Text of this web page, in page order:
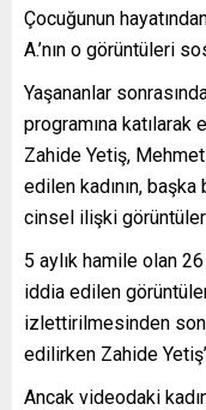
Çocuğunun
A.’nın o görüntüleri
Yaşananlar
programına
Zahide Yetiş,
edilen kadının,
cinsel ilişki
5 aylık hamile olan
iddia edilen
izlettirilmesinden
edilirken Zahide
Ancak videodaki